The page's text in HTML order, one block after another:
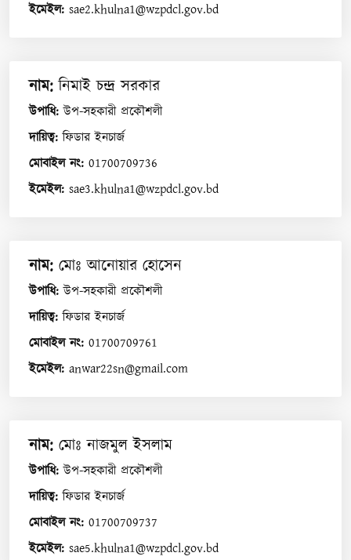
ইমেইল: sae2.khulna1@wzpdcl.gov.bd
নাম:নিমাই চন্দ্র সরকার
উপাধি:উপ-সহকারী প্রকৌশলী
দায়িত্ব:ফিডার ইনচার্জ
মোবাইল নং: 01700709736
ইমেইল: sae3.khulna1@wzpdcl.gov.bd
নাম: মোঃ আনোয়ার হোসেন
উপাধি:উপ-সহকারী প্রকৌশলী
দায়িত্ব:ফিডার ইনচার্জ
মোবাইল নং: 01700709761
ইমেইল: anwar22sn@gmail.com
নাম: মোঃ নাজমুল ইসলাম
উপাধি:উপ-সহকারী প্রকৌশলী
দায়িত্ব:ফিডার ইনচার্জ
মোবাইল নং: 01700709737
ইমেইল: sae5.khulna1@wzpdcl.gov.bd